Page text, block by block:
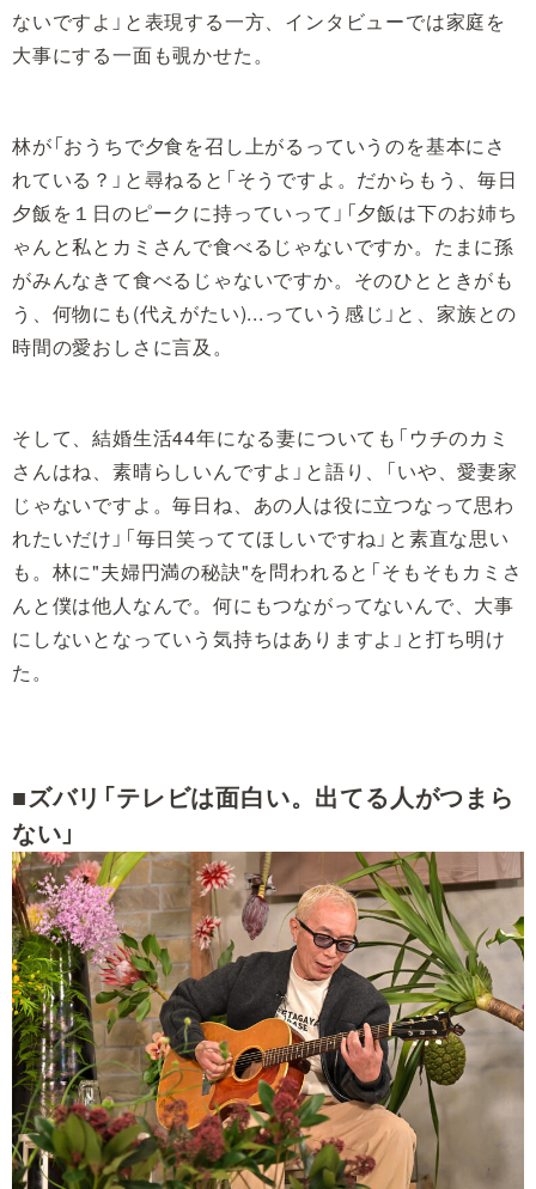
ないですよ」と表現する一方、インタビューでは家庭を
大事にする一面も覗かせた。
林が「おうちで夕食を召し上がるっていうのを基本にさ
れている？」と尋ねると「そうですよ。だからもう、毎日
夕飯を１日のピークに持っていって」「夕飯は下のお姉ち
ゃんと私とカミさんで食べるじゃないですか。たまに孫
がみんなきて食べるじゃないですか。そのひとときがも
う、何物にも(代えがたい)...っていう感じ」と、家族との
時間の愛おしさに言及。
そして、結婚生活44年になる妻についても「ウチのカミ
さんはね、素晴らしいんですよ」と語り、「いや、愛妻家
じゃないですよ。毎日ね、あの人は役に立つなって思わ
れたいだけ」「毎日笑っててほしいですね」と素直な思い
も。林に"夫婦円満の秘訣"を問われると「そもそもカミさ
んと僕は他人なんで。何にもつながってないんで、大事
にしないとなっていう気持ちはありますよ」と打ち明け
た。
■ズバリ「テレビは面白い。出てる人がつまら
ない」